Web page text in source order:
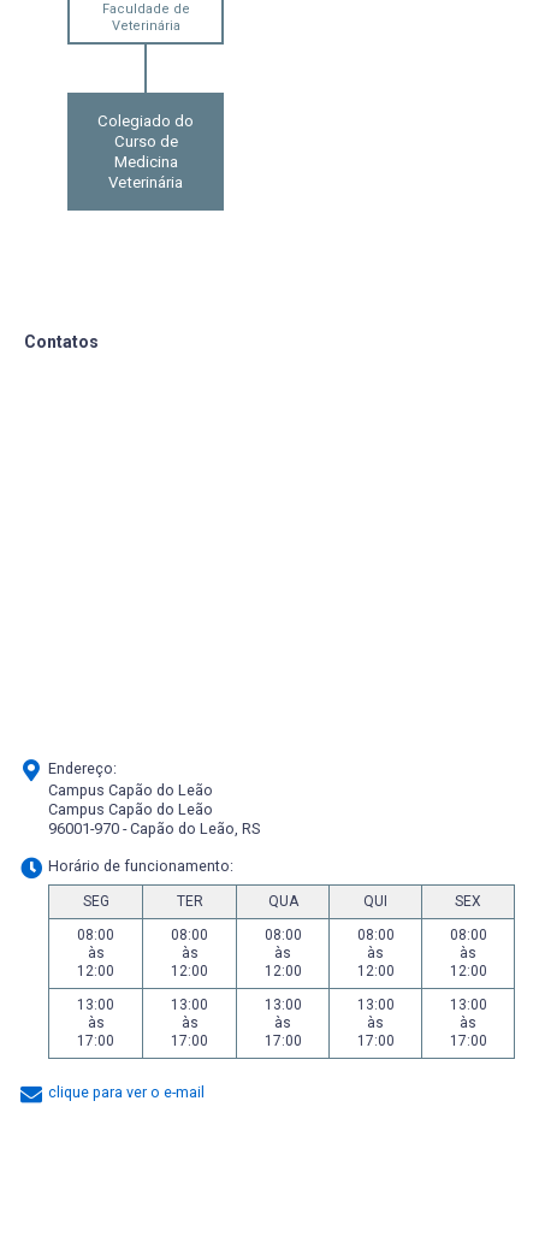
Faculdade de
Veterinária
Colegiado do
Curso de
Medicina
Veterinária
Contatos
Endereço:
Campus Capão do Leão
Campus Capão do Leão
96001-970 - Capão do Leão, RS
Horário de funcionamento:
SEG TER QUA QUI
SEX
08:00
às
12:00
08:00
às
12:00
08:00
às
12:00
08:00
às
12:00
08:00
às
12:00
13:00
às
17:00
13:00
às
17:00
13:00
às
17:00
13:00
às
17:00
13:00
às
17:00
clique para ver o e-mail